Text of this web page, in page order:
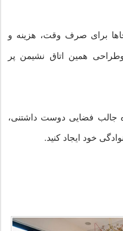
جاها برای صرف وقت، هزینه و
همین اتاق نشیمن پر
از این 15 ایده جالب فضایی دوست داشتنی،
خود ایجاد کنید.